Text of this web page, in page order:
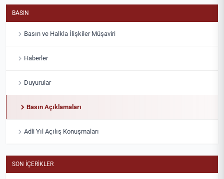
BASIN
Basın ve Halkla İlişkiler Müşaviri
Haberler
Duyurular
Basın Açıklamaları
Adli Yıl Açılış Konuşmaları
SON İÇERIKLER